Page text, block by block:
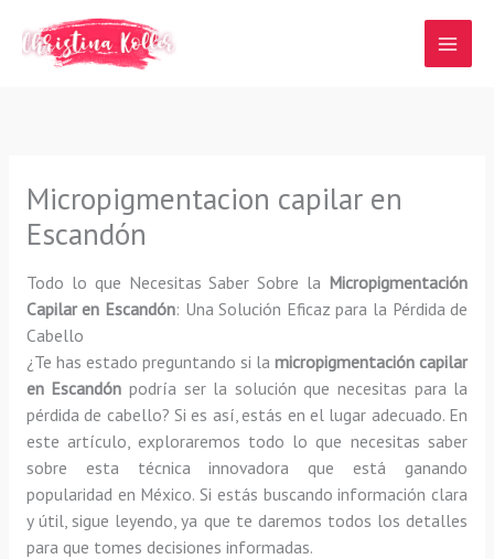
contenido
Micropigmentacion capilar en
Escandón
Todo lo que Necesitas Saber Sobre la Micropigmentación
Capilar en Escandón: Una Solución Eficaz para la Pérdida de
Cabello
¿Te has estado preguntando si lamicropigmentación capilar
en Escandón podría ser la solución que necesitas para la
pérdida de cabello? Si es así, estás en el lugar adecuado. En
este artículo, exploraremos todo lo que necesitas saber
sobre esta técnica innovadora que está ganando
popularidad en México. Si estás buscando información clara
y útil, sigue leyendo, ya que te daremos todos los detalles
para que tomes decisiones informadas.